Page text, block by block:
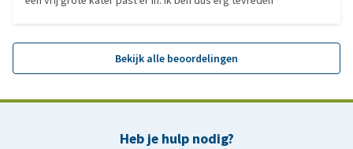
Bekijk alle beoordelingen
Heb je hulp nodig?